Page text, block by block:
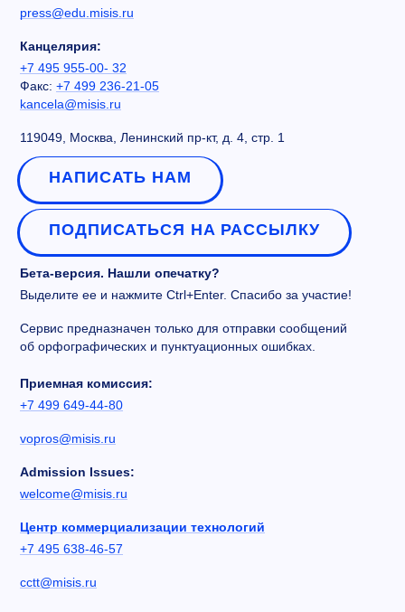
press@edu.misis.ru
Канцелярия:
+7 495 955-00- 32
Факс: +7 499 236-21-05
kancela@misis.ru
119049, Москва, Ленинский пр-кт, д. 4, стр. 1
НАПИСАТЬ НАМ
ПОДПИСАТЬСЯ НА РАССЫЛКУ
Бета-версия. Нашли опечатку?
Выделите ее и нажмите Ctrl+Enter. Спасибо за участие!
Сервис предназначен только для отправки сообщений
об орфографических и пунктуационных ошибках.
Приемная комиссия:
+7 499 649-44-80
vopros@misis.ru
Admission Issues:
welcome@misis.ru
Центр коммерциализации технологий
+7 495 638-46-57
cctt@misis.ru